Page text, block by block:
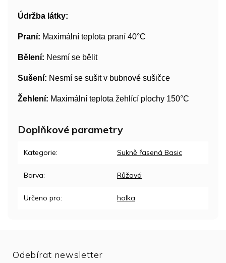
Údržba látky:
Praní: Maximální teplota praní 40°C
Bělení: Nesmí se bělit
Sušení: Nesmí se sušit v bubnové sušičce
Žehlení: Maximální teplota žehlící plochy 150°C
Doplňkové parametry
Kategorie: Sukně řasená Basic
Barva: Růžová
Určeno pro: holka
Odebírat newsletter